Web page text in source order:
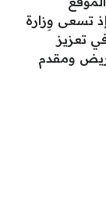
إذ تسعى وِزارة
تعزيز
ومقدم